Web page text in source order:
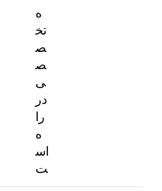
ه
تخ
ص
ص
ی
در
را
ه
اس
ت